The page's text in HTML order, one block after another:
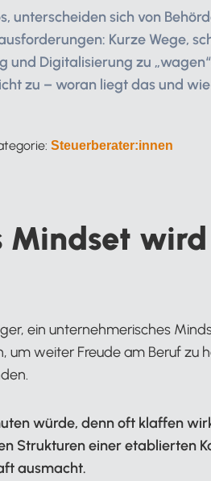
unterscheiden sich von
Kurze Wege,
Digitalisierung zu
zu – woran liegt das und wie
Steuerberater:innen
Mindset
ein unternehmerisches
weiter Freude am Beruf zu
würde, denn oft klaffen
Strukturen einer etablierten
ausmacht.